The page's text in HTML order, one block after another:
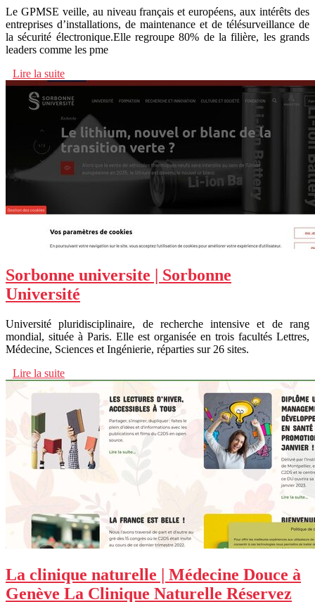
Le GPMSE veille, au niveau français et européens, aux intérêts des
entreprises d’installations, de maintenance et de télésurveillance de
la sécurité électronique.Elle regroupe 80% de la filière, les grands
leaders comme les pme
Lire la suite
Sorbonne universite | Sorbonne
Université
Université pluridisciplinaire, de recherche intensive et de rang
mondial, située à Paris. Elle est organisée en trois facultés Lettres,
Médecine, Sciences et Ingénierie, réparties sur 26 sites.
Lire la suite
La clinique naturelle | Médecine Douce à
Genève La Clinique Naturelle Réservez